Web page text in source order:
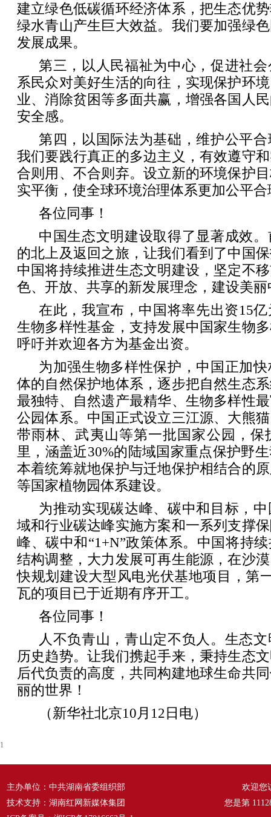
建立绿色低碳循环经济体系，把生态优
绿水青山产生巨大效益。我们要加强绿
发展成果。
第三，以人民福祉为中心，促进社
系民众对美好生活的向往，实现保护环
业、消除贫困等多面共赢，增强各国人
安全感。
第四，以国际法为基础，维护公平
我们要践行真正的多边主义，有效遵守
合则用、不合则弃。设立新的环境保护
实平衡，使全球环境治理体系更加公平合
各位同事！
中国生态文明建设取得了显著成效
的北上及返回之旅，让我们看到了中国
中国将持续推进生态文明建设，坚定不
色、开放、共享的新发展理念，建设美丽
在此，我宣布，中国将率先出资15
生物多样性基金，支持发展中国家生物
呼吁并欢迎各方为基金出资。
为加强生物多样性保护，中国正加
体的自然保护地体系，逐步把自然生态
最独特、自然遗产最精华、生物多样性
公园体系。中国正式设立三江源、大熊
带雨林、武夷山等第一批国家公园，保
里，涵盖近30%的陆域国家重点保护野
本着统筹就地保护与迁地保护相结合的
等国家植物园体系建设。
为推动实现碳达峰、碳中和目标，
域和行业碳达峰实施方案和一系列支撑
峰、碳中和“1+N”政策体系。中国将持
结构调整，大力发展可再生能源，在沙
快规划建设大型风电光伏基地项目，第
瓦的项目已于近期有序开工。
各位同事！
人不负青山，青山定不负人。生态
历史趋势。让我们携起手来，秉持生态
后代负责的高度，共同构建地球生命共
丽的世界！
（新华社北京10月12日电）
1
主办单位：中共湖南省委组织部
技术支持：湖南红网新媒体集团
欢迎您
您是第